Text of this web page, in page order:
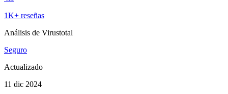
1K+ reseñas
Análisis de Virustotal
Seguro
Actualizado
11 dic 2024